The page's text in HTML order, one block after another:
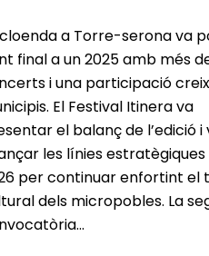
a Torre-serona va
final a un 2025 amb més
i una participació
El Festival Itinera va
el balanç de l’edició i
les línies estratègiques
per continuar enfortint el
dels micropobles. La